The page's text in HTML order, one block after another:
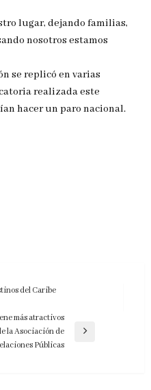
lugar, dejando familias,
nosotros estamos
se replicó en varias
realizada este
hacer un paro nacional.
del Caribe
más atractivos
la Asociación de
Públicas